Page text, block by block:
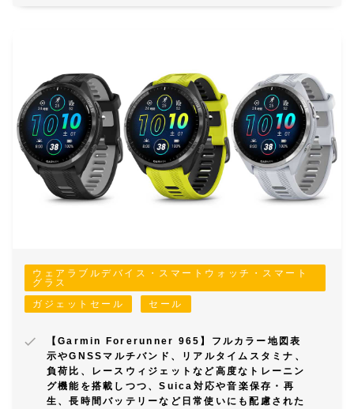
ウェアラブルデバイス・スマートウォッチ・スマート
グラス
ガジェットセール
セール
【Garmin Forerunner 965】フルカラー地図表
示やGNSSマルチバンド、リアルタイムスタミナ、
負荷比、レースウィジェットなど高度なトレーニン
グ機能を搭載しつつ、Suica対応や音楽保存・再
生、長時間バッテリーなど日常使いにも配慮された